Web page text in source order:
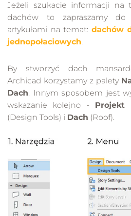
Jeżeli szukacie informacji na
dachów to zapraszamy
artykułami na temat: dachów
jednopołaciowych.
By stworzyć dach
Archicad korzystamy z palety
Dach. Innym sposobem jest
wskazanie kolejno - Projekt
(Design Tools) i Dach (Roof).